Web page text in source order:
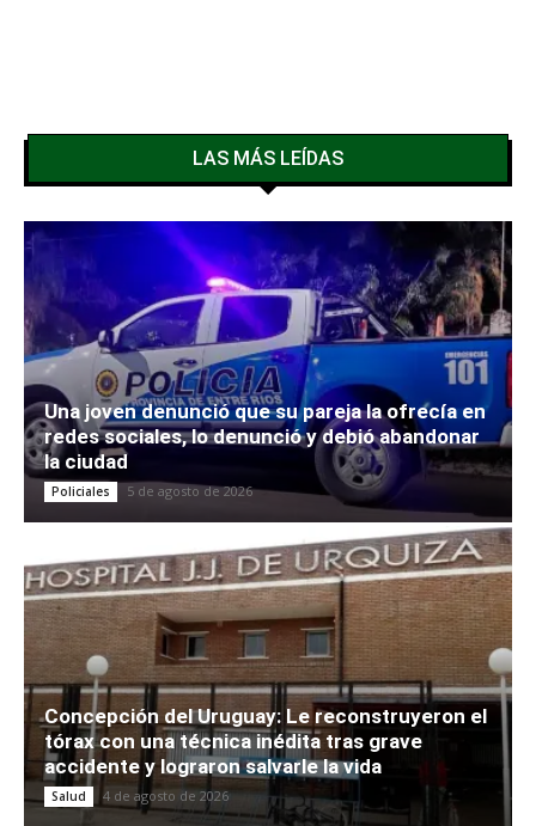
LAS MÁS LEÍDAS
Una joven denunció que su pareja la ofrecía en
redes sociales, lo denunció y debió abandonar
la ciudad
Policiales 5 de agosto de 2026
Concepción del Uruguay: Le reconstruyeron el
tórax con una técnica inédita tras grave
accidente y lograron salvarle la vida
Salud 4 de agosto de 2026